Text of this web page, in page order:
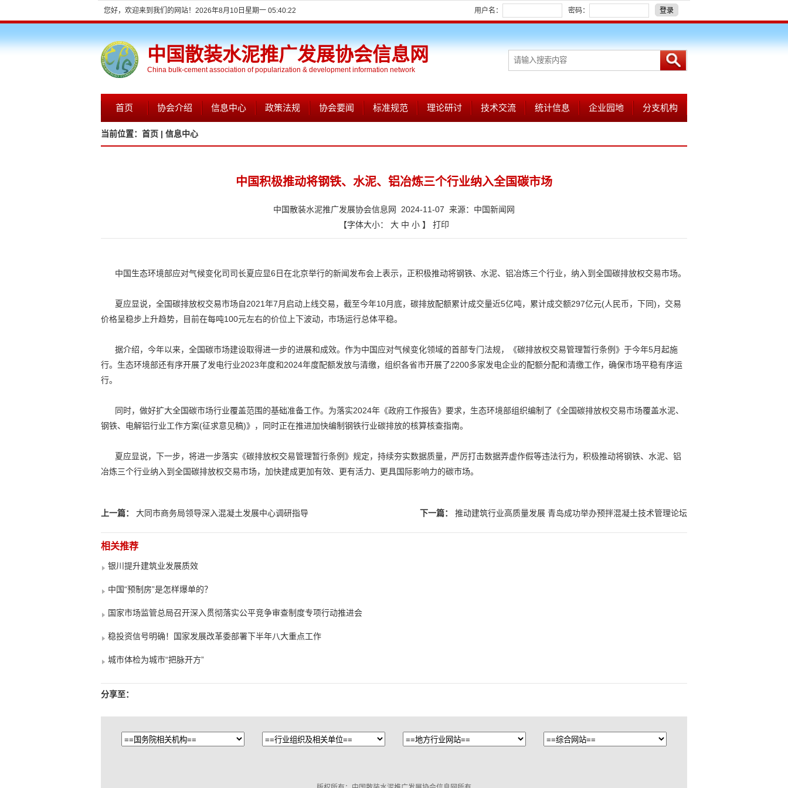
您好，欢迎来到我们的网站！ 2026年8月10日星期一 05:40:22 用户名： 密码： 登录
中国散装水泥推广发展协会信息网
China bulk-cement association of popularization & development information network
首页 协会介绍 信息中心 政策法规 协会要闻 标准规范 理论研讨 技术交流 统计信息 企业园地 分支机构
当前位置： 首页 | 信息中心
中国积极推动将钢铁、水泥、铝冶炼三个行业纳入全国碳市场
中国散装水泥推广发展协会信息网 2024-11-07 来源：中国新闻网
【字体大小： 大 中 小 】 打印
中国生态环境部应对气候变化司司长夏应显6日在北京举行的新闻发布会上表示，正积极推动将钢铁、水泥、铝冶炼三个行业，纳入到全国碳排放权交易市场。
夏应显说，全国碳排放权交易市场自2021年7月启动上线交易，截至今年10月底，碳排放配额累计成交量近5亿吨，累计成交额297亿元(人民币，下同)，交易
价格呈稳步上升趋势，目前在每吨100元左右的价位上下波动，市场运行总体平稳。
据介绍，今年以来，全国碳市场建设取得进一步的进展和成效。作为中国应对气候变化领域的首部专门法规，《碳排放权交易管理暂行条例》于今年5月起施
行。生态环境部还有序开展了发电行业2023年度和2024年度配额发放与清缴，组织各省市开展了2200多家发电企业的配额分配和清缴工作，确保市场平稳有序运
行。
同时，做好扩大全国碳市场行业覆盖范围的基础准备工作。为落实2024年《政府工作报告》要求，生态环境部组织编制了《全国碳排放权交易市场覆盖水泥、
钢铁、电解铝行业工作方案(征求意见稿)》，同时正在推进加快编制钢铁行业碳排放的核算核查指南。
夏应显说，下一步，将进一步落实《碳排放权交易管理暂行条例》规定，持续夯实数据质量，严厉打击数据弄虚作假等违法行为，积极推动将钢铁、水泥、铝
冶炼三个行业纳入到全国碳排放权交易市场，加快建成更加有效、更有活力、更具国际影响力的碳市场。
上一篇： 大同市商务局领导深入混凝土发展中心调研指导 下一篇： 推动建筑行业高质量发展 青岛成功举办预拌混凝土技术管理论坛
相关推荐
银川提升建筑业发展质效
中国“预制房”是怎样爆单的？
国家市场监管总局召开深入贯彻落实公平竞争审查制度专项行动推进会
稳投资信号明确！国家发展改革委部署下半年八大重点工作
城市体检为城市“把脉开方”
分享至：